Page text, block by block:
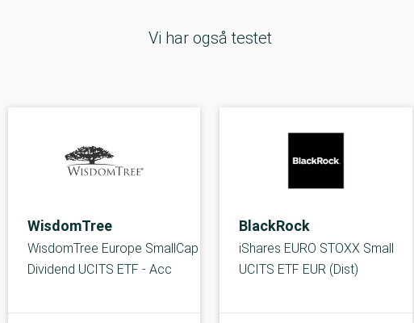
Vi har også testet
WisdomTree
WisdomTree Europe SmallCap
Dividend UCITS ETF - Acc
BlackRock
iShares EURO STOXX Small
UCITS ETF EUR (Dist)